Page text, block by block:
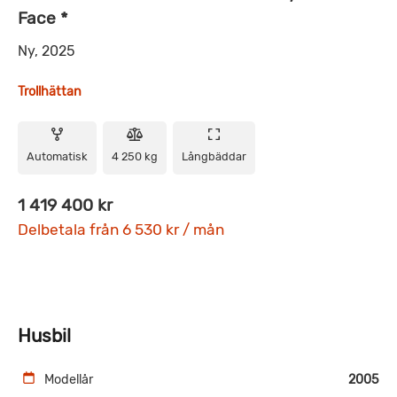
Face *
Ny, 2025
Trollhättan
Automatisk 4 250 kg Långbäddar
1 419 400 kr
Delbetala från 6 530 kr / mån
Husbil
Modellår 2005